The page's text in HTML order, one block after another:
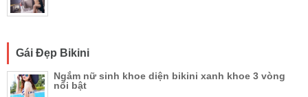
Gái Đẹp Bikini
Ngắm nữ sinh khoe diện bikini xanh khoe 3 vòng
nổi bật